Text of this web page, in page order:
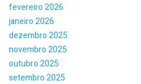
fevereiro 2026
janeiro 2026
dezembro 2025
novembro 2025
outubro 2025
setembro 2025